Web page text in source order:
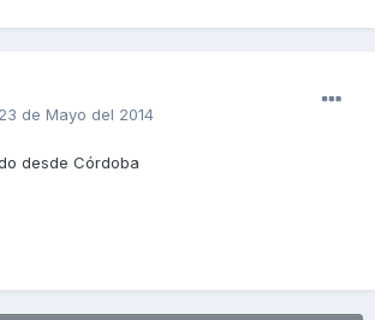
23 de Mayo del 2014
desde Córdoba